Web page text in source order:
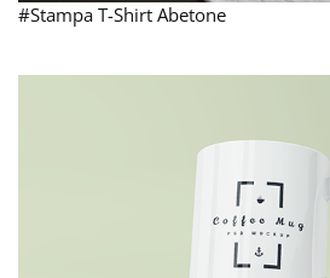
#Stampa T-Shirt Abetone